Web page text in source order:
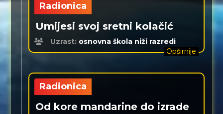
Radionica
Umijesi svoj sretni kolačić
Uzrast: osnovna škola niži razredi
Opširnije
Radionica
Od kore mandarine do izrade